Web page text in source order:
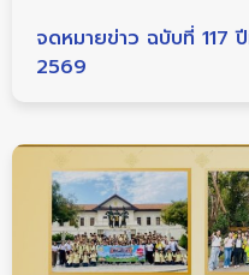
จดหมายข่าว ฉบับที่ 117
2569